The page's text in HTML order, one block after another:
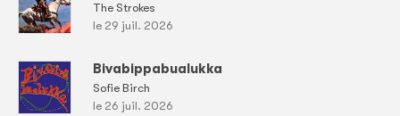
The Strokes
le 29 juil. 2026
Bivabippabualukka
Sofie Birch
le 26 juil. 2026